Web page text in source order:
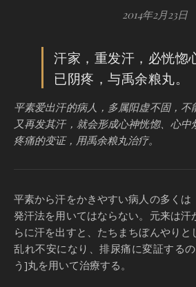
2014年2月23日
汗家，重发汗，必恍惚
已阴疼，与禹余粮丸。
平素爱出汗的病人，多属阳虚不固，不能用发汗法。汗本出而
又再发其汗，就会形成心神恍惚、心
疼痛的变证，用禹余粮丸治疗。
平素から汗をかきやすい病人の多くは
発汗法を用いてはならない。元来は汗
らに汗を出すと、たちまちぼんやり
乱れ不安になり、排尿痛に変証する
う]丸を用いて治療する。